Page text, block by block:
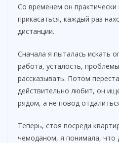
Со временем он практически
прикасаться, каждый раз
дистанции.
Сначала я пыталась искать
работа, усталость,
рассказывать. Потом
действительно любит, он
рядом, а не повод
Теперь, стоя посреди
чемоданом, я понимала, что